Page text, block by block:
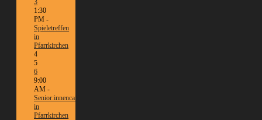
3
1:30
PM -
Spieletreffen
in
Pfarrkirchen
4
5
6
9:00
AM -
Senior:innencafé
in
Pfarrkirchen